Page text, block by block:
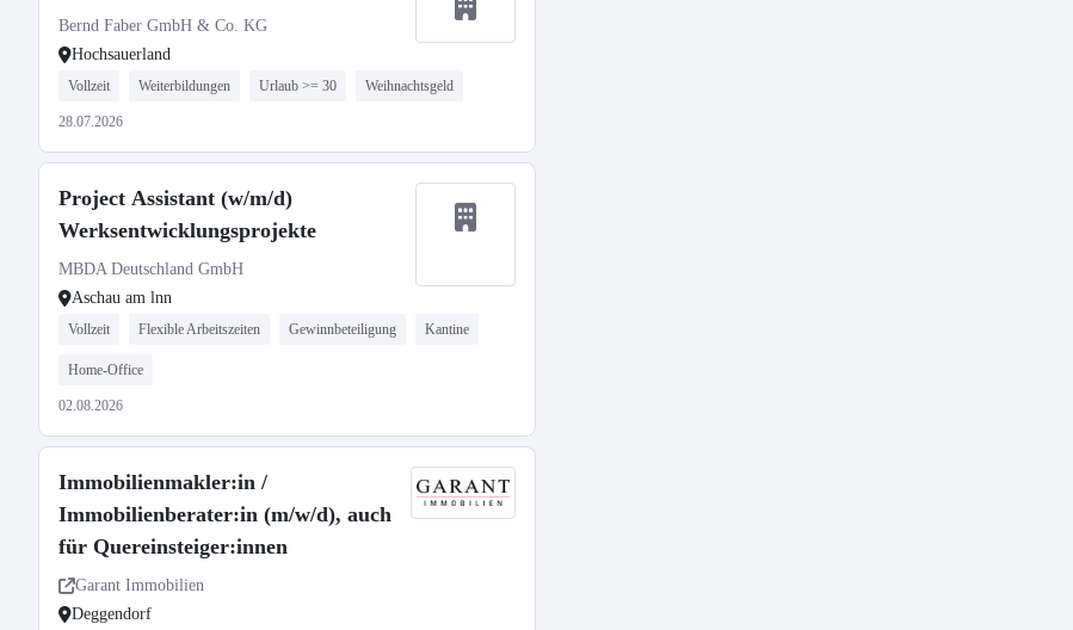
Bernd Faber GmbH & Co. KG
Hochsauerland
Vollzeit Weiterbildungen Urlaub >= 30 Weihnachtsgeld
28.07.2026
Project Assistant (w/m/d)
Werksentwicklungsprojekte
MBDA Deutschland GmbH
Aschau am lnn
Vollzeit Flexible Arbeitszeiten Gewinnbeteiligung Kantine
Home-Office
02.08.2026
Immobilienmakler:in /
Immobilienberater:in (m/w/d), auch
für Quereinsteiger:innen
Garant Immobilien
Deggendorf